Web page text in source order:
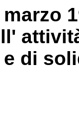
di